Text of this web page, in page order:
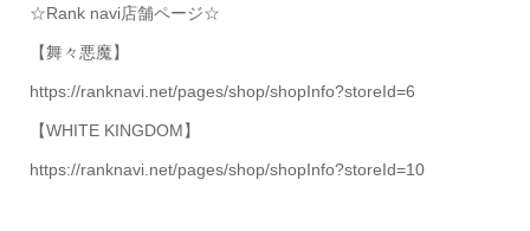
☆Rank navi店舗ページ☆
【舞々悪魔】
https://ranknavi.net/pages/shop/shopInfo?storeId=6
【WHITE KINGDOM】
https://ranknavi.net/pages/shop/shopInfo?storeId=10